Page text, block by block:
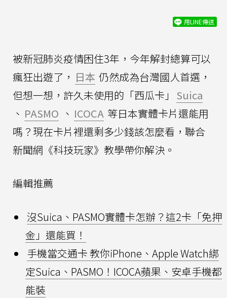
用LINE傳送
被新冠肺炎疫情困住3年，今年解封總算可以
瘋狂出遊了， 日本 仍然成為台灣國人首選，
但想一想，許久未使用的「西瓜卡」 Suica
、 PASMO 、 ICOCA 等日本實體卡片還能用
嗎？現在卡片裡還剩多少錢該怎麼看，聯合
新聞網《科技玩家》教學帶你解決。
編輯推薦
沒Suica、PASMO實體卡怎辦？這2卡「免押
金」還能買！
手機當交通卡 教你iPhone、Apple Watch綁
定Suica、PASMO！ICOCA蘋果、安卓手機都
能裝